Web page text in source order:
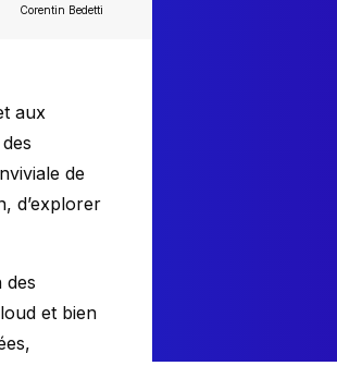
Corentin Bedetti
aux
de
d’explorer
des
et bien